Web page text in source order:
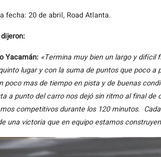
fecha: 20 de abril, Road Atlanta.
Yacamán: «Termina muy bien un largo y difícil
lugar y con la suma de puntos que poco
poco mas de tiempo en pista y de buenas
a punto del carro nos dejó sin ritmo al final
competitivos durante los 120 minutos.
una victoria que en equipo estamos